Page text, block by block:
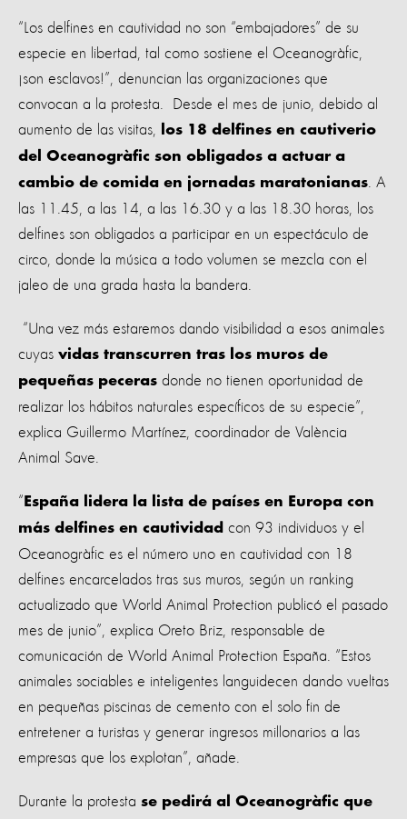
“Los delfines en cautividad no son “embajadores” de su
especie en libertad, tal como sostiene el Oceanogràfic,
¡son esclavos!”, denuncian las organizaciones que
convocan a la protesta. Desde el mes de junio, debido al
aumento de las visitas, los 18 delfines en cautiverio
del Oceanogràfic son obligados a actuar a
cambio de comida en jornadas maratonianas. A
las 11.45, a las 14, a las 16.30 y a las 18.30 horas, los
delfines son obligados a participar en un espectáculo de
circo, donde la música a todo volumen se mezcla con el
jaleo de una grada hasta la bandera.
“Una vez más estaremos dando visibilidad a esos animales
cuyas vidas transcurren tras los muros de
pequeñas peceras donde no tienen oportunidad de
realizar los hábitos naturales específicos de su especie”,
explica Guillermo Martínez, coordinador de València
Animal Save.
“España lidera la lista de países en Europa con
más delfines en cautividad con 93 individuos y el
Oceanogràfic es el número uno en cautividad con 18
delfines encarcelados tras sus muros, según un ranking
actualizado que World Animal Protection publicó el pasado
mes de junio”, explica Oreto Briz, responsable de
comunicación de World Animal Protection España. “Estos
animales sociables e inteligentes languidecen dando vueltas
en pequeñas piscinas de cemento con el solo fin de
entretener a turistas y generar ingresos millonarios a las
empresas que los explotan”, añade.
Durante la protesta se pedirá al Oceanogràfic que